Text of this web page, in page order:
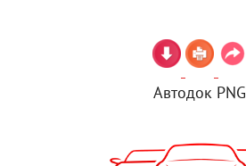
Автодок PNG